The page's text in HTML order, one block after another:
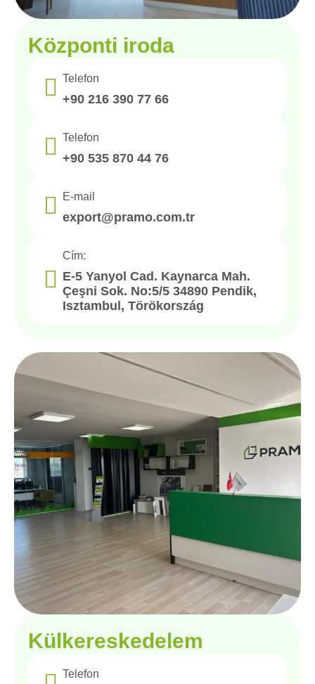
Központi iroda
Telefon
+90 216 390 77 66
Telefon
+90 535 870 44 76
E-mail
export@pramo.com.tr
Cím:
E-5 Yanyol Cad. Kaynarca Mah.
Çeşni Sok. No:5/5 34890 Pendik,
Isztambul, Törökország
Külkereskedelem
Telefon